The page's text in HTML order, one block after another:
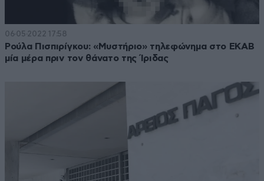
06·05·2022 17:58
Ρούλα Πισπιρίγκου: «Μυστήριο» τηλεφώνημα στο EKAB
μία μέρα πριν τον θάνατο της Ίριδας